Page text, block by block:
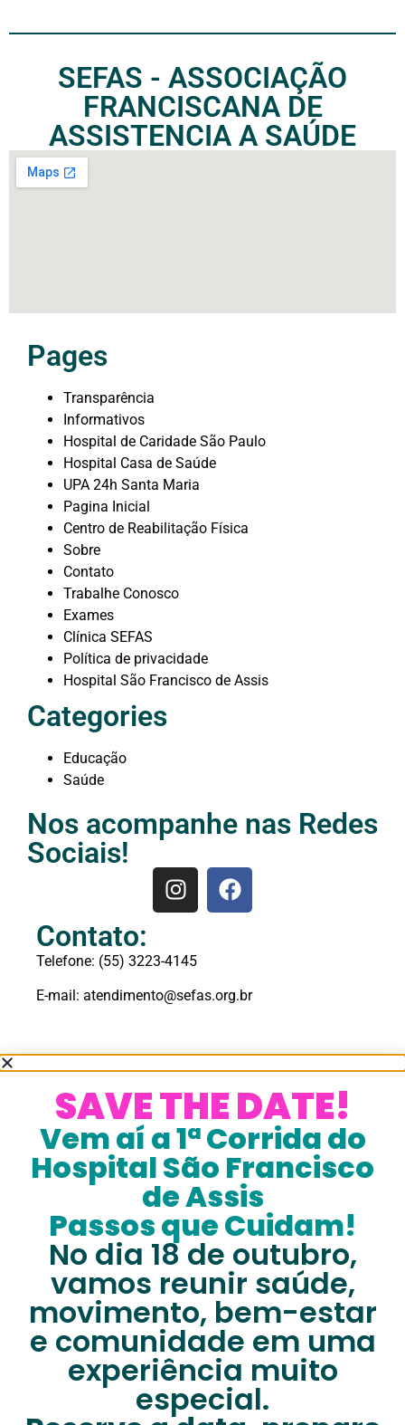
SEFAS - ASSOCIAÇÃO
FRANCISCANA DE
ASSISTENCIA A SAÚDE
Pages
Transparência
Informativos
Hospital de Caridade São Paulo
Hospital Casa de Saúde
UPA 24h Santa Maria
Pagina Inicial
Centro de Reabilitação Física
Sobre
Contato
Trabalhe Conosco
Exames
Clínica SEFAS
Política de privacidade
Hospital São Francisco de Assis
Categories
Educação
Saúde
Nos acompanhe nas Redes
Sociais!
Contato:
Telefone: (55) 3223-4145
E-mail: atendimento@sefas.org.br
SAVE THE DATE!
Vem aí a 1ª Corrida do
Hospital São Francisco
de Assis
Passos que Cuidam!
No dia 18 de outubro,
vamos reunir saúde,
movimento, bem-estar
e comunidade em uma
experiência muito
especial.